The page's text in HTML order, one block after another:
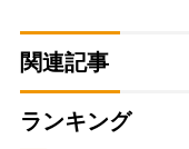
関連記事
ランキング